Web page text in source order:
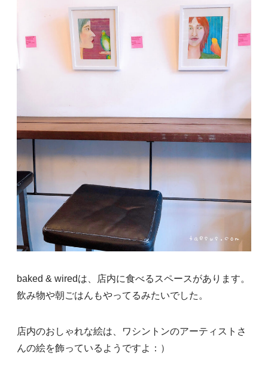
baked & wiredは、店内に食べるスペースがあります。
飲み物や朝ごはんもやってるみたいでした。
店内のおしゃれな絵は、ワシントンのアーティストさ
んの絵を飾っているようですよ：）